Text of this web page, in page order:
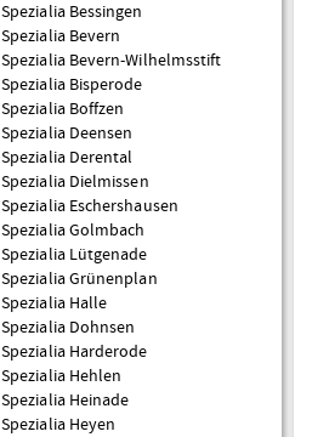
Spezialia Bessingen
Spezialia Bevern
Spezialia Bevern-Wilhelmsstift
Spezialia Bisperode
Spezialia Boffzen
Spezialia Deensen
Spezialia Derental
Spezialia Dielmissen
Spezialia Eschershausen
Spezialia Golmbach
Spezialia Lütgenade
Spezialia Grünenplan
Spezialia Halle
Spezialia Dohnsen
Spezialia Harderode
Spezialia Hehlen
Spezialia Heinade
Spezialia Heyen